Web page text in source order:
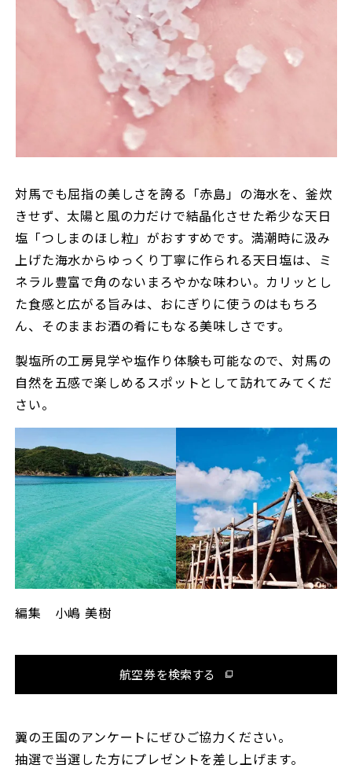
対馬でも屈指の美しさを誇る「赤島」の海水を、釜炊
きせず、太陽と風の力だけで結晶化させた希少な天日
塩「つしまのほし粒」がおすすめです。満潮時に汲み
上げた海水からゆっくり丁寧に作られる天日塩は、ミ
ネラル豊富で角のないまろやかな味わい。カリッとし
た食感と広がる旨みは、おにぎりに使うのはもちろ
ん、そのままお酒の肴にもなる美味しさです。
製塩所の工房見学や塩作り体験も可能なので、対馬の
自然を五感で楽しめるスポットとして訪れてみてくだ
さい。
編集 小嶋 美樹
航空券を検索する
翼の王国のアンケートにぜひご協力ください。
抽選で当選した方にプレゼントを差し上げます。